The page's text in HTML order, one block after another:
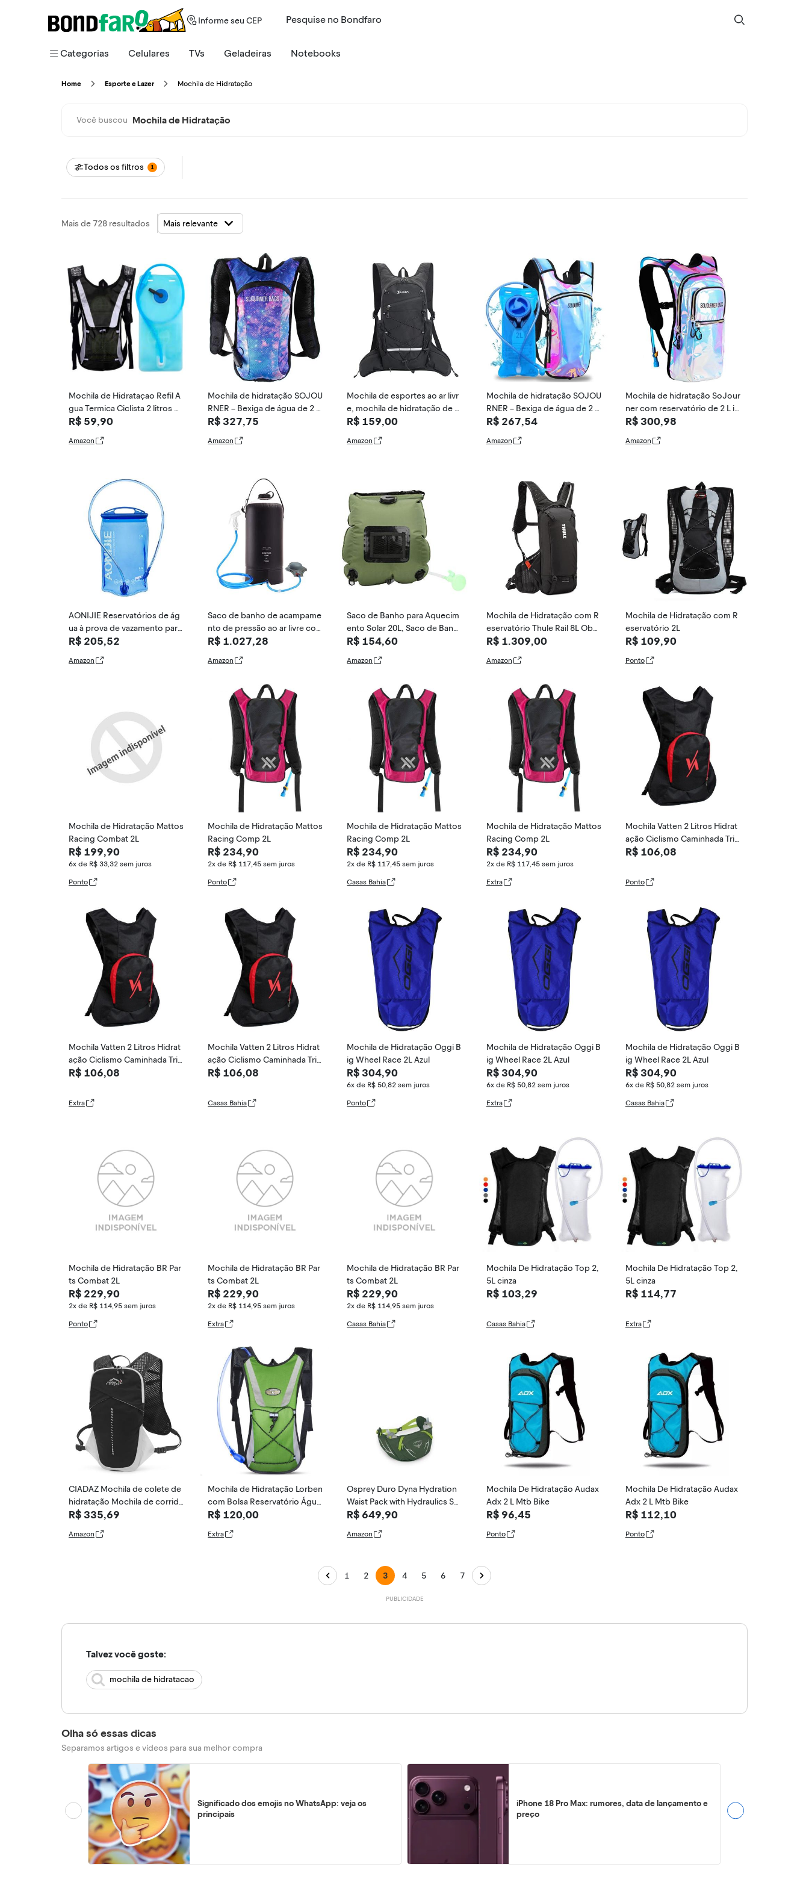
Informe seu CEP
Pesquise
Categorias Celulares TVs Geladeiras Notebooks
Home Esporte e Lazer Mochila de Hidratação
Você buscou Mochila de Hidratação
Todos os filtros 1
Mais de 728 resultados
Mochila de Hidrataçao Refil A
gua Termica Ciclista 2 litros C
anudo Trilha Bolsa Corrida Ca
icleta bolsa dagua Trilha
R$ 59,90
Amazon
Mochila de hidratação SOJOU
RNER – Bexiga de água de 2 L
incluída para festivais, raves, c
a, corrida e muito mais (Galax
R$ 327,75
Amazon
Mochila de esportes ao ar livr
e, mochila de hidratação de ci
clismo, mochila impermeável
ry JUNleTU-2033 (Preto)
R$ 159,00
Amazon
Mochila de hidratação SOJOU
RNER – Bexiga de água de 2 L
incluída para festivais, raves, c
a, corrida e mais (Iridescente
R$ 267,54
Amazon
Mochila de hidratação SoJour
ner com reservatório de 2 L in
cluído, para raves, festivais, tri
da e muito mais (Holográfica -
R$ 300,98
Amazon
AONIJIE Reservatórios de ág
ua à prova de vazamento para
mochilas/colete de corrida –
o/2 litros/3 L (1 litro)
R$ 205,52
Amazon
Saco de banho de acampame
nto de pressão ao ar livre co
m bomba de pé e pulverizado
o de água portáteis para viag
eto, 42 * 17 cm
R$ 1.027,28
Amazon
Saco de Banho para Aquecim
ento Solar 20L, Saco de Banh
o Portátil para Acampamento
ara Caminhadas Ao Ar Livre, A
veiros, Cuidados Pessoais
R$ 154,60
Amazon
Mochila de Hidratação com R
eservatório Thule Rail 8L Obsi
dian OTB
R$ 1.309,00
Amazon
Mochila de Hidratação com R
eservatório 2L
R$ 109,90
Ponto
Mochila de Hidratação Mattos
Racing Combat 2L
R$ 199,90
6x de R$ 33,32 sem juros
Ponto
Mochila de Hidratação Mattos
Racing Comp 2L
R$ 234,90
2x de R$ 117,45 sem juros
Ponto
Mochila de Hidratação Mattos
Racing Comp 2L
R$ 234,90
2x de R$ 117,45 sem juros
Casas Bahia
Mochila de Hidratação Mattos
Racing Comp 2L
R$ 234,90
2x de R$ 117,45 sem juros
Extra
Mochila Vatten 2 Litros Hidrat
ação Ciclismo Caminhada Tril
ha Enduro
R$ 106,08
Ponto
Mochila Vatten 2 Litros Hidrat
ação Ciclismo Caminhada Tril
ha Enduro
R$ 106,08
Extra
Mochila Vatten 2 Litros Hidrat
ação Ciclismo Caminhada Tril
ha Enduro
R$ 106,08
Casas Bahia
Mochila de Hidratação Oggi B
ig Wheel Race 2L Azul
R$ 304,90
6x de R$ 50,82 sem juros
Ponto
Mochila de Hidratação Oggi B
ig Wheel Race 2L Azul
R$ 304,90
6x de R$ 50,82 sem juros
Extra
Mochila de Hidratação Oggi B
ig Wheel Race 2L Azul
R$ 304,90
6x de R$ 50,82 sem juros
Casas Bahia
Mochila de Hidratação BR Par
ts Combat 2L
R$ 229,90
2x de R$ 114,95 sem juros
Ponto
Mochila de Hidratação BR Par
ts Combat 2L
R$ 229,90
2x de R$ 114,95 sem juros
Extra
Mochila de Hidratação BR Par
ts Combat 2L
R$ 229,90
2x de R$ 114,95 sem juros
Casas Bahia
Mochila De Hidratação Top 2,
5L cinza
R$ 103,29
Casas Bahia
Mochila De Hidratação Top 2,
5L cinza
R$ 114,77
Extra
CIADAZ Mochila de colete de
hidratação Mochila de corrida
leve e respirável com compar
e 1,5L
R$ 335,69
Amazon
Mochila de Hidratação Lorben
com Bolsa Reservatório Água
2L Camelback Camelbag Cicli
R$ 120,00
Extra
Osprey Duro Dyna Hydration
Waist Pack with Hydraulics So
ft Flasks for Running, Seawee
R$ 649,90
Amazon
Mochila De Hidratação Audax
Adx 2 L Mtb Bike
R$ 96,45
Ponto
Mochila De Hidratação Audax
Adx 2 L Mtb Bike
R$ 112,10
Ponto
1 2 3 4 5 6 7
Talvez você goste:
mochila de hidratacao
Olha só essas dicas
Separamos artigos e vídeos para sua melhor compra
Significado dos emojis no WhatsApp: veja os
principais
iPhone 18 Pro Max: rumores, data de lançamento e
preço